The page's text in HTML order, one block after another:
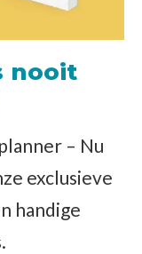
nooit
– Nu
exclusieve
handige